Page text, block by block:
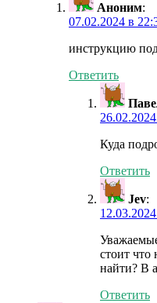
Аноним:
07.02.2024 в
инструкцию
Ответить
Куда
Ответить
Jev:
стоит что
найти? В
Ответить